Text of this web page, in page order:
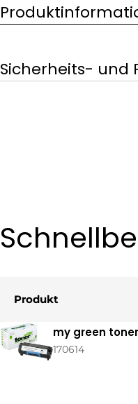
Sicherheits- und
Ihr
Warenkorb
Produkt
my green
170614